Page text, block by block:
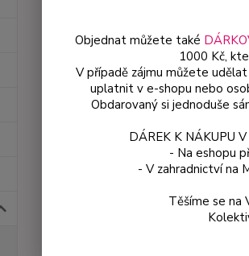
Objednat můžete také
1000 Kč,
V případě zájmu můžete
uplatnit v e-shopu nebo
Obdarovaný si jednoduše
DÁREK K NÁKUPU
- Na eshopu
- V zahradnictví na
Těšíme se na